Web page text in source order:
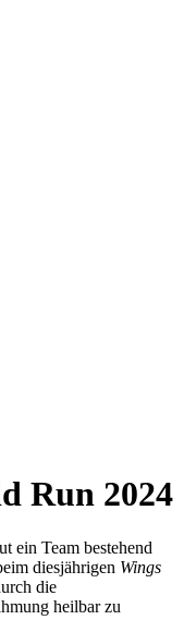
Run 2024
ein Team bestehend
diesjährigen Wings
die
heilbar zu